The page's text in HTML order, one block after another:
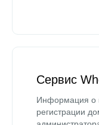
Сервис
Информация о
регистрации